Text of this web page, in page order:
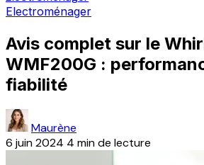
Electroménager
Avis complet sur le
WMF200G :
fiabilité
Maurène
6 juin 2024 4 min de lecture